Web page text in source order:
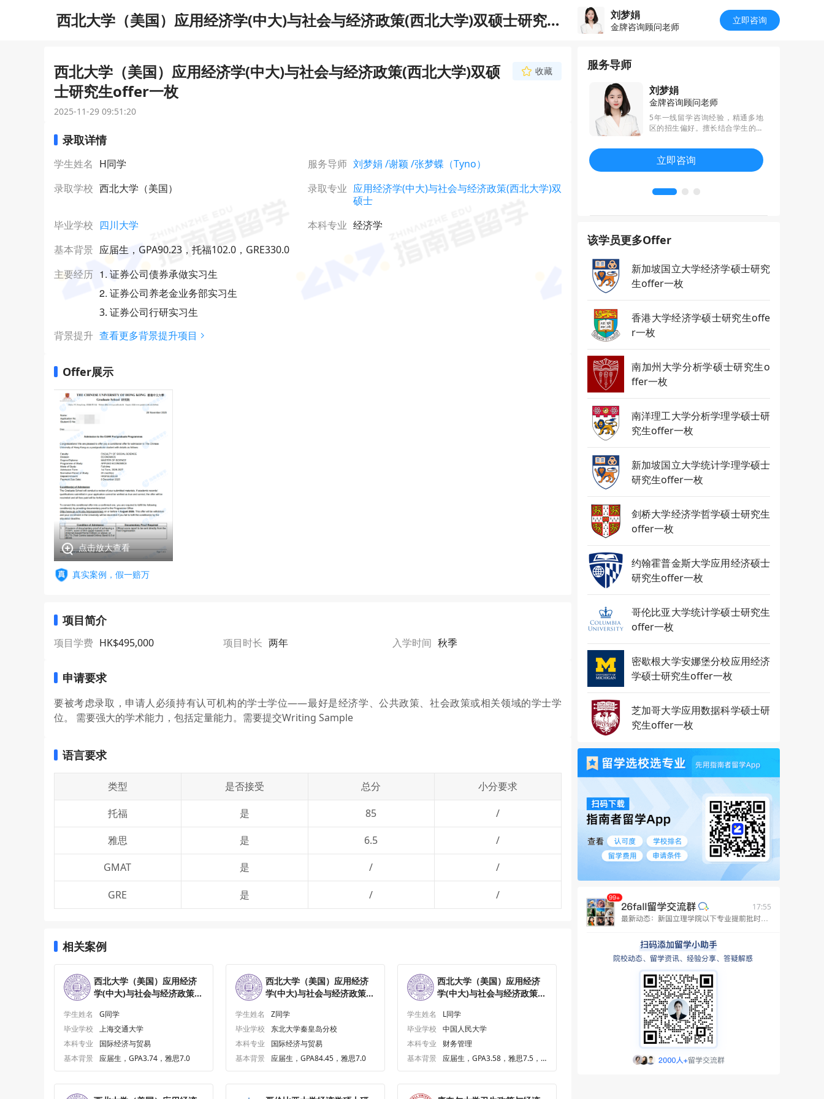
西北大学（美国）应用经济学(中大)与社会与经济政策(西北大学)双硕士研究生o
ffer一枚
刘梦娟
金牌咨询顾问老师
立即咨询
西北大学（美国）应用经济学(中大)与社会与经济政策(西北大学)双硕
士研究生offer一枚
收藏
2025-11-29 09:51:20
录取详情
学生姓名 H同学 服务导师 刘梦娟 /谢颖 /张梦蝶（Tyno）
录取学校 西北大学（美国） 录取专业 应用经济学(中大)与社会与经济政策(西北大学)双
硕士
毕业学校 四川大学 本科专业 经济学
基本背景 应届生，GPA90.23，托福102.0，GRE330.0
主要经历 1. 证券公司债券承做实习生
2. 证券公司养老金业务部实习生
3. 证券公司行研实习生
背景提升 查看更多背景提升项目
Offer展示
点击放大查看
真实案例，假一赔万
项目简介
项目学费 HK$495,000 项目时长 两年 入学时间 秋季
申请要求
要被考虑录取，申请人必须持有认可机构的学士学位——最好是经济学、公共政策、社会政策或相关领域的学士学
位。 需要强大的学术能力，包括定量能力。需要提交Writing Sample
语言要求
类型 是否接受 总分
小分要求
托福
是 85
/
雅思
是 6.5
/
GMAT
是 / /
GRE 是 / /
相关案例
西北大学（美国）应用经济
学(中大)与社会与经济政策
offer一枚
学生姓名
G同学
毕业学校
上海交通大学
本科专业
国际经济与贸易
基本背景
应届生，GPA3.74，雅思7.0
西北大学（美国）应用经济
学(中大)与社会与经济政策
offer一枚
学生姓名
Z同学
毕业学校
东北大学秦皇岛分校
本科专业
国际经济与贸易
基本背景
应届生，GPA84.45，雅思7.0
西北大学（美国）应用经济
学(中大)与社会与经济政策
offer一枚
学生姓名
L同学
毕业学校
中国人民大学
本科专业
财务管理
基本背景
应届生，GPA3.58，雅思7.5，G
服务导师
剑桥等G5、港三、新二、JHU等高
校offer。
立即咨询
刘梦娟
金牌咨询顾问老师
5年一线留学咨询经验，精通多地
区的招生偏好。擅长结合学生的背
请方案，亲和、热情、负责。通过
规划提升，已帮助学员斩获耶鲁大
学、新加坡国立大学、帝国理工学
校offer。
立即咨询
该学员更多Offer
新加坡国立大学经济学硕士研究
生offer一枚
香港大学经济学硕士研究生offe
r一枚
南加州大学分析学硕士研究生o
ffer一枚
南洋理工大学分析学理学硕士研
究生offer一枚
新加坡国立大学统计学理学硕士
研究生offer一枚
剑桥大学经济学哲学硕士研究生
offer一枚
约翰霍普金斯大学应用经济硕士
研究生offer一枚
哥伦比亚大学统计学硕士研究生
offer一枚
密歇根大学安娜堡分校应用经济
学硕士研究生offer一枚
芝加哥大学应用数据科学硕士研
究生offer一枚
17:55